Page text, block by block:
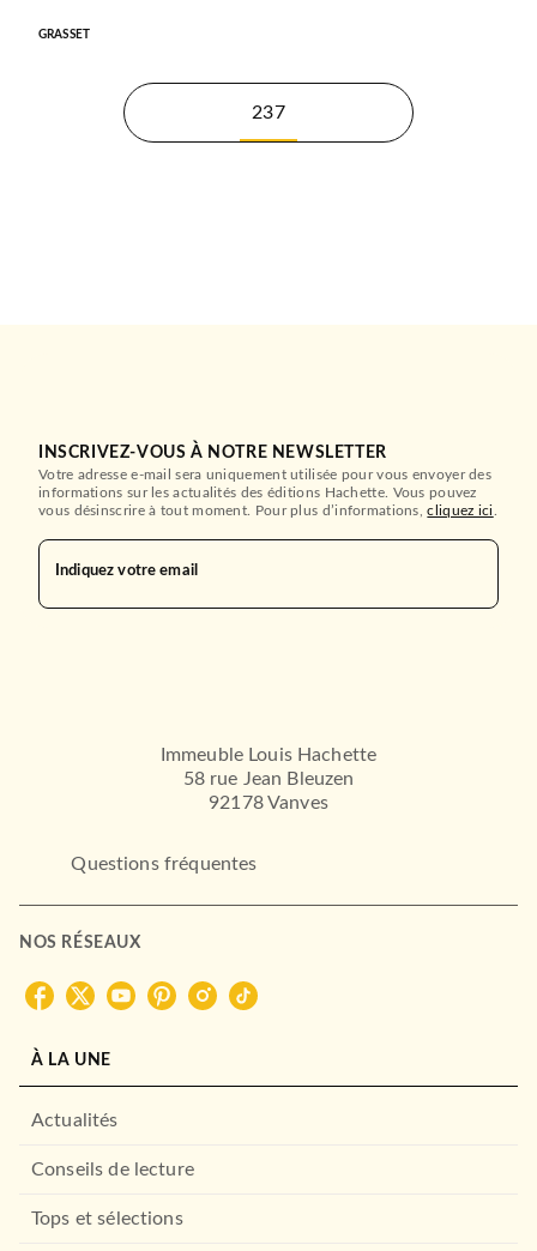
GRASSET
237
INSCRIVEZ-VOUS À NOTRE NEWSLETTER
Votre adresse e-mail sera uniquement utilisée pour vous envoyer des
informations sur les actualités des éditions Hachette. Vous pouvez
vous désinscrire à tout moment. Pour plus d’informations,cliquez ici
Indiquez votre email
Immeuble Louis Hachette
58 rue Jean Bleuzen
92178 Vanves
Questions fréquentes
NOS RÉSEAUX
À LA UNE
Actualités
Conseils de lecture
Tops et sélections